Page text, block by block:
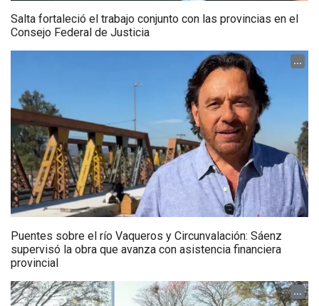
Salta fortaleció el trabajo conjunto con las provincias en el
Consejo Federal de Justicia
...
Puentes sobre el río Vaqueros y Circunvalación: Sáenz
supervisó la obra que avanza con asistencia financiera
provincial
...